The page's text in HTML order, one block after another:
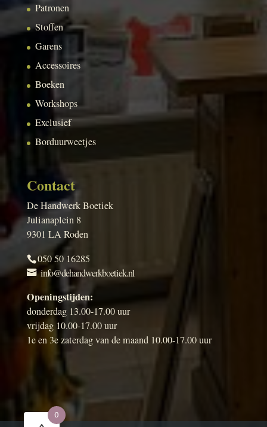
Patronen
Stoffen
Garens
Accessoires
Boeken
Workshops
Exclusief
Borduurweetjes
Contact
De Handwerk Boetiek
Julianaplein 8
9301 LA Roden
050 50 16285
info@dehandwerkboetiek.nl
Openingstijden:
donderdag 13.00-17.00 uur
vrijdag 10.00-17.00 uur
1e en 3e zaterdag van de maand 10.00-17.00 uur
0